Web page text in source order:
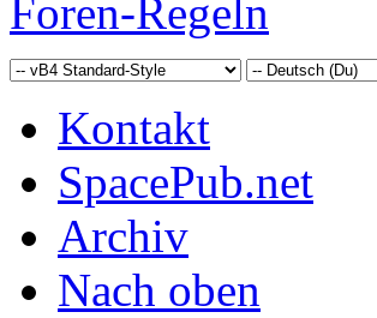
Foren-Regeln
Kontakt
SpacePub.net
Archiv
Nach oben